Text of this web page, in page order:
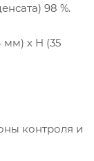
98 %.
х H (35
контроля и